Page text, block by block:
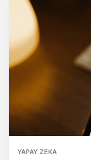
YAPAY ZEKA